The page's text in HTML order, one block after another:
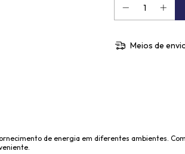
Meios de
de energia em diferentes ambientes.